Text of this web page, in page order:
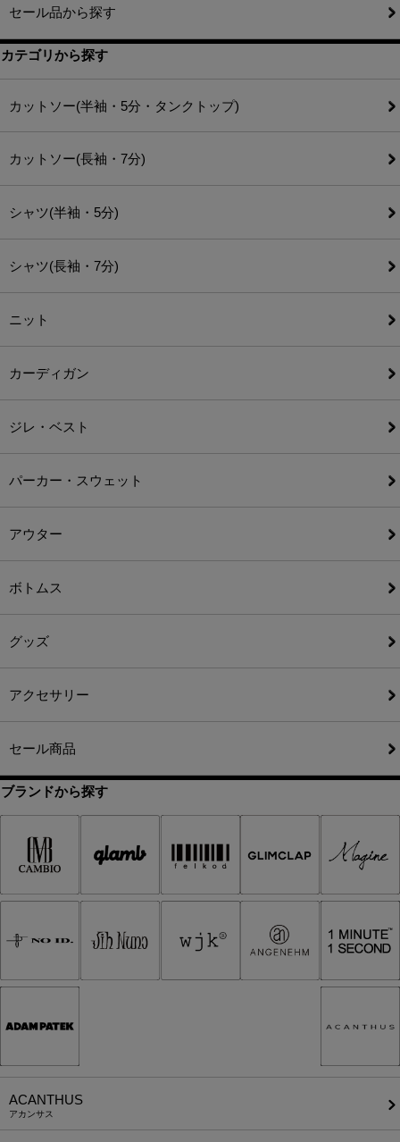
セール品から探す
カテゴリから探す
カットソー(半袖・5分・タンクトップ)
カットソー(長袖・7分)
シャツ(半袖・5分)
シャツ(長袖・7分)
ニット
カーディガン
ジレ・ベスト
パーカー・スウェット
アウター
ボトムス
グッズ
アクセサリー
セール商品
ブランドから探す
ACANTHUS
アカンサス